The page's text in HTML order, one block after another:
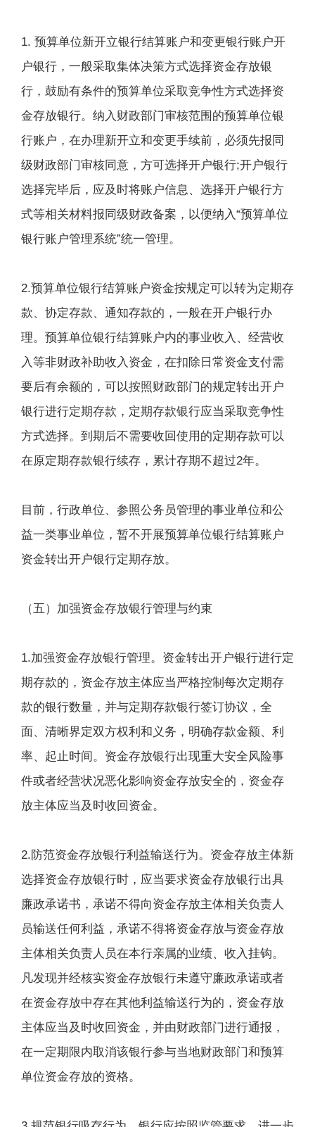
1. 预算单位新开立银行结算账户和变更银行账户开
户银行，一般采取集体决策方式选择资金存放银
行，鼓励有条件的预算单位采取竞争性方式选择资
金存放银行。纳入财政部门审核范围的预算单位银
行账户，在办理新开立和变更手续前，必须先报同
级财政部门审核同意，方可选择开户银行;开户银行
选择完毕后，应及时将账户信息、选择开户银行方
式等相关材料报同级财政备案，以便纳入“预算单位
银行账户管理系统”统一管理。
2.预算单位银行结算账户资金按规定可以转为定期存
款、协定存款、通知存款的，一般在开户银行办
理。预算单位银行结算账户内的事业收入、经营收
入等非财政补助收入资金，在扣除日常资金支付需
要后有余额的，可以按照财政部门的规定转出开户
银行进行定期存款，定期存款银行应当采取竞争性
方式选择。到期后不需要收回使用的定期存款可以
在原定期存款银行续存，累计存期不超过2年。
目前，行政单位、参照公务员管理的事业单位和公
益一类事业单位，暂不开展预算单位银行结算账户
资金转出开户银行定期存放。
（五）加强资金存放银行管理与约束
1.加强资金存放银行管理。资金转出开户银行进行定
期存款的，资金存放主体应当严格控制每次定期存
款的银行数量，并与定期存款银行签订协议，全
面、清晰界定双方权利和义务，明确存款金额、利
率、起止时间。资金存放银行出现重大安全风险事
件或者经营状况恶化影响资金存放安全的，资金存
放主体应当及时收回资金。
2.防范资金存放银行利益输送行为。资金存放主体新
选择资金存放银行时，应当要求资金存放银行出具
廉政承诺书，承诺不得向资金存放主体相关负责人
员输送任何利益，承诺不得将资金存放与资金存放
主体相关负责人员在本行亲属的业绩、收入挂钩。
凡发现并经核实资金存放银行未遵守廉政承诺或者
在资金存放中存在其他利益输送行为的，资金存放
主体应当及时收回资金，并由财政部门进行通报，
在一定期限内取消该银行参与当地财政部门和预算
单位资金存放的资格。